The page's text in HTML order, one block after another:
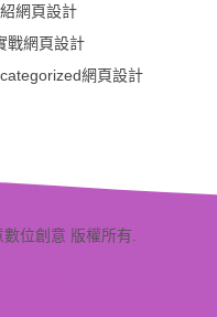
網頁設計
戰網頁設計
網頁設計
位創意 版權所有.